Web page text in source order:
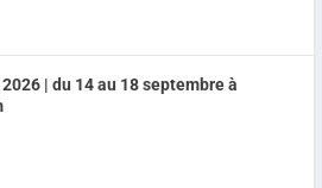
2026 | du 14 au 18 septembre à